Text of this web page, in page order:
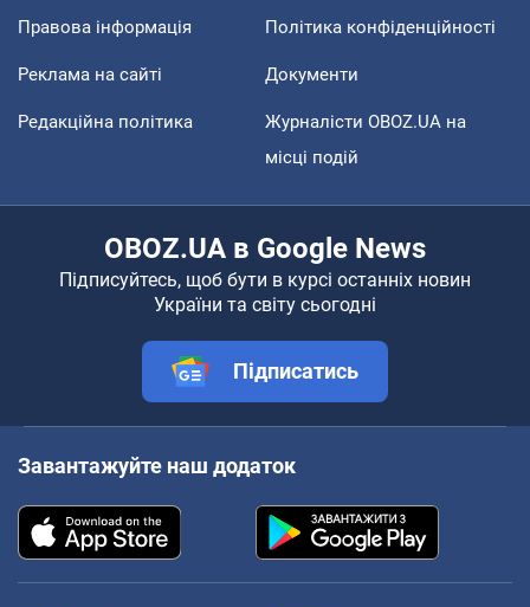
Правова інформація Політика конфіденційності
Реклама на сайті Документи
Редакційна політика
Журналісти OBOZ.UA на
місці подій
OBOZ.UA в Google News
Підписуйтесь, щоб бути в курсі останніх новин
України та світу сьогодні
Підписатись
Завантажуйте наш додаток